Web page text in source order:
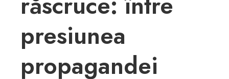
presiunea
propagandei